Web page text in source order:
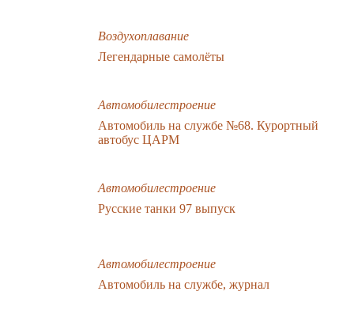
Воздухоплавание
Легендарные самолёты
Автомобилестроение
Автомобиль на службе №68. Курортный
автобус ЦАРМ
Автомобилестроение
Русские танки 97 выпуск
Автомобилестроение
Автомобиль на службе, журнал